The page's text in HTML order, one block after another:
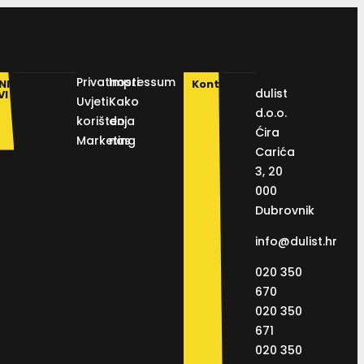
Privatnosti
Uvjeti
korištenja
Marketing
Impressum
Kako
do
nas
Kontakt
dulist
d.o.o.
Ćira
Carića
3, 20
000
Dubrovnik
info@dulist.hr
020 350
670
020 350
671
020 350